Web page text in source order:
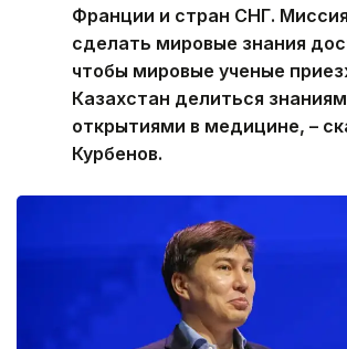
Франции и стран СНГ.
сделать мировые знания
чтобы мировые ученые
Казахстан делиться
открытиями в медицине, –
Курбенов.